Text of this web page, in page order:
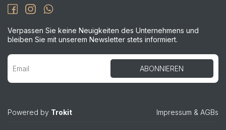
Verpassen Sie keine Neuigkeiten des Unternehmens und
bleiben Sie mit unserem Newsletter stets informiert.
Powered by Trokit Impressum & AGBs